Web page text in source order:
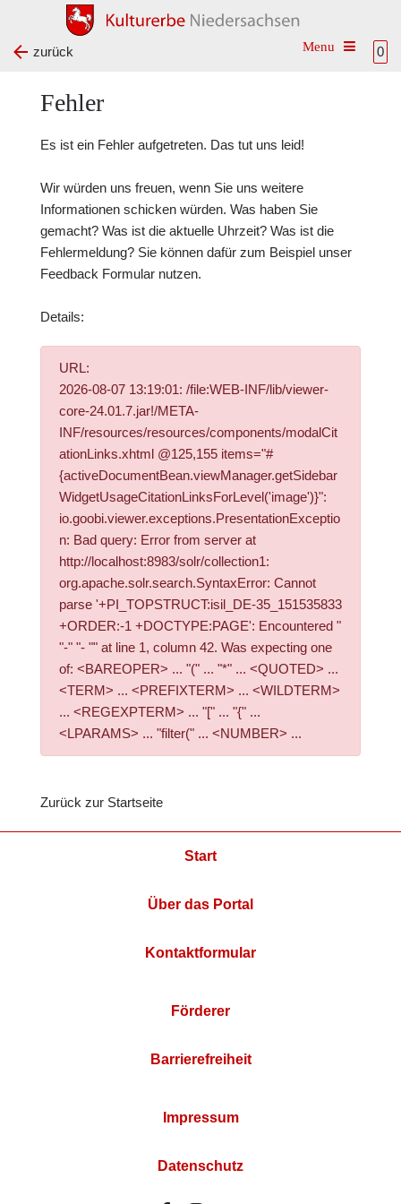
0
Toggle
zurück
Fehler
Es ist ein Fehler aufgetreten. Das tut uns leid!
Wir würden uns freuen, wenn Sie uns weitere
Informationen schicken würden. Was haben Sie
gemacht? Was ist die aktuelle Uhrzeit? Was ist die
Fehlermeldung? Sie können dafür zum Beispiel unser
Feedback Formularnutzen.
Details:
URL:
2026-08-07 13:19:01: /file:WEB-INF/lib/viewer-
core-24.01.7.jar!/META-
INF/resources/resources/components/modalCit
ationLinks.xhtml @125,155 items="#
{activeDocumentBean.viewManager.getSidebar
WidgetUsageCitationLinksForLevel('image')}":
io.goobi.viewer.exceptions.PresentationExceptio
n: Bad query: Error from server at
http://localhost:8983/solr/collection1:
org.apache.solr.search.SyntaxError: Cannot
parse '+PI_TOPSTRUCT:isil_DE-35_151535833
+ORDER:-1 +DOCTYPE:PAGE': Encountered "
"-" "- "" at line 1, column 42. Was expecting one
of: <BAREOPER> ... "(" ... "*" ... <QUOTED> ...
<TERM> ... <PREFIXTERM> ... <WILDTERM>
... <REGEXPTERM> ... "[" ... "{" ...
<LPARAMS> ... "filter(" ... <NUMBER> ...
Zurück zur Startseite
Start
Über das Portal
Kontaktformular
Förderer
Barrierefreiheit
Impressum
Datenschutz